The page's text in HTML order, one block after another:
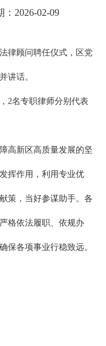
2026-02-09
律顾问聘任仪式，区党
讲话。
2名专职律师分别代表
高新区高质量发展的坚
挥作用，利用专业优
策，当好参谋助手。各
格依法履职、依规办
保各项事业行稳致远。